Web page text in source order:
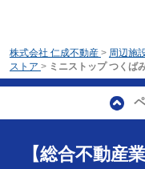
株式会社 仁成不動産 > 周辺施
ストア > ミニストップ つくば
【総合不動産